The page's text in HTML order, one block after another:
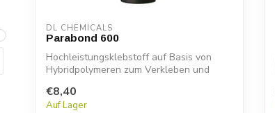
DL CHEMICALS
Parabond 600
Hochleistungsklebstoff auf Basis von
Hybridpolymeren zum Verkleben und
€8,40
Auf Lager